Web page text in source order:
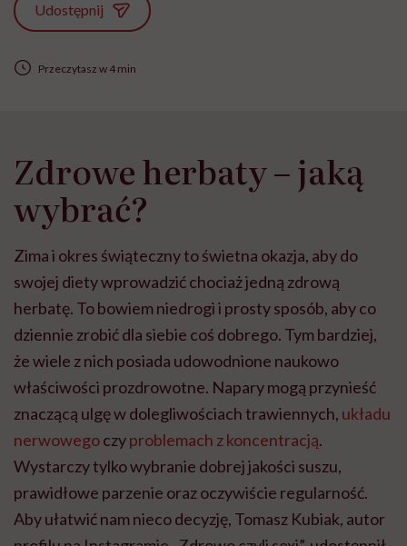
Udostępnij
Przeczytasz w 4 min
Zdrowe herbaty – jaką
wybrać?
Zima i okres świąteczny to świetna okazja, aby do
swojej diety wprowadzić chociaż jedną zdrową
herbatę. To bowiem niedrogi i prosty sposób, aby co
dziennie zrobić dla siebie coś dobrego. Tym bardziej,
że wiele z nich posiada udowodnione naukowo
właściwości prozdrowotne. Napary mogą przynieść
znaczącą ulgę w dolegliwościach trawiennych, układu
nerwowegoczyproblemach z koncentracją.
Wystarczy tylko wybranie dobrej jakości suszu,
prawidłowe parzenie oraz oczywiście regularność.
Aby ułatwić nam nieco decyzję, Tomasz Kubiak, autor